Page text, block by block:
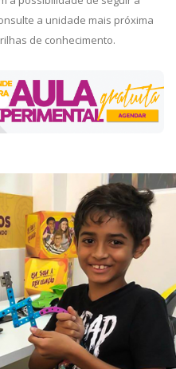
a unidade mais próxima
de conhecimento.